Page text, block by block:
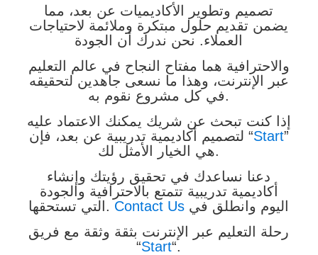
تصميم وتطوير الأكاديميات عن بعد، مما
يضمن تقديم حلول مبتكرة وملائمة لاحتياجات
العملاء. نحن ندرك أن الجودة
والاحترافية هما مفتاح النجاح في عالم التعليم
عبر الإنترنت، وهذا ما نسعى جاهدين لتحقيقه
في كل مشروع نقوم به.
إذا كنت تبحث عن شريك يمكنك الاعتماد عليه
لتصميم أكاديمية تدريبية عن بعد، فإن “Start”
هي الخيار الأمثل لك.
دعنا نساعدك في تحقيق رؤيتك وإنشاء
أكاديمية تدريبية تتمتع بالاحترافية والجودة
التي تستحقها. Contact Us اليوم وانطلق في
رحلة التعليم عبر الإنترنت بثقة وثقة مع فريق
“Start“.